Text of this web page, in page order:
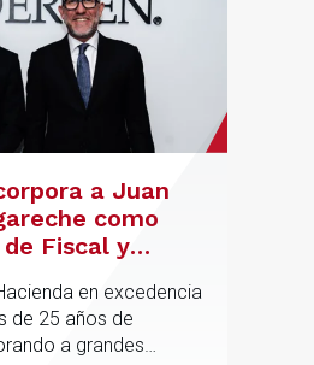
a Juan
como
Fiscal y
la práctica
Local
en excedencia
de 25 años de
a grandes